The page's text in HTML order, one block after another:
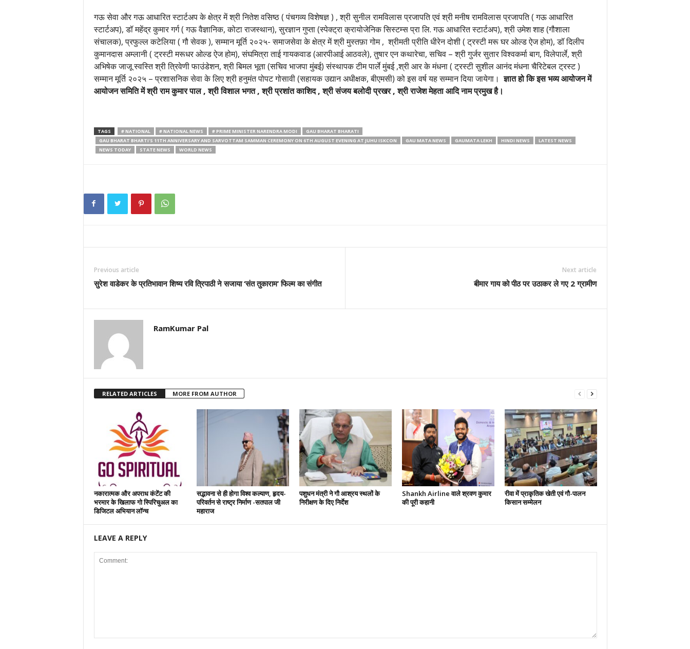
गऊ सेवा और गऊ आधारित स्टार्टअप के क्षेत्र में श्री नितेश वसिष्ठ ( पंचगव्य विशेषज्ञ ) , श्री सुनील रामविलास प्रजापति एवं श्री मनीष रामविलास प्रजापति ( गऊ आधारित
स्टार्टअप), डॉ महेंद्र कुमार गर्ग ( गऊ वैज्ञानिक, कोटा राजस्थान), सुरज्ञान गुप्ता (स्पेक्ट्रा क्रायोजेनिक सिस्टम्स प्रा लि. गऊ आधारित स्टार्टअप), श्री उमेश शाह (गौशाला
संचालक), प्रफुल्ल कटेलिया ( गौ सेवक ), सम्मान मूर्ति २०२५- समाजसेवा के क्षेत्र में श्री मुस्तफ़ा गोम , श्रीमती प्रीति धीरेन दोशी ( ट्रस्टी मरू घर ओल्ड ऐज होम), डॉ दिलीप
कुमानदास अम्लानी ( ट्रस्टी मरूधर ओल्ड ऐज होम), संघमित्रा ताई गायकवाड (आरपीआई आठवले), तुषार एन कथारेचा, सचिव – श्री गुर्जर सुतार विश्वकर्मा बाग, विलेपार्ले, श्री
अभिषेक जाजू स्वस्ति श्री त्रिवेणी फाउंडेशन, श्री बिमल भूता (सचिव भाजपा मुंबई) संस्थापक टीम पार्ले मुंबई ,श्री आर के मंधना ( ट्रस्टी सुशील आनंद मंधना चैरिटेबल ट्रस्ट )
सम्मान मूर्ति २०२५ – प्रशासनिक सेवा के लिए श्री हनुमंत पोपट गोसावी (सहायक उद्यान अधीक्षक, बीएमसी) को इस वर्ष यह सम्मान दिया जायेगा।ज्ञात हो कि इस भव्य आयोजन में
आयोजन समिति में श्री राम कुमार पाल , श्री विशाल भगत , श्री प्रशांत काशिद , श्री संजय बलोदी प्रखर , श्री राजेश मेहता आदि नाम प्रमुख है।
TAGS # NATIONAL # NATIONAL NEWS # PRIME MINISTER NARENDRA MODI
GAU BHARAT BHARATI
GAU BHARAT BHARTI'S 11TH ANNIVERSARY AND SARVOTTAM SAMMAN CEREMONY ON 6TH AUGUST EVENING AT JUHU ISKCON
GAU MATA NEWS GAUMATA LEKH HINDI NEWS
LATEST NEWS
NEWS TODAY
STATE NEWS WORLD NEWS
Previous article
सुरेश वाडेकर के प्रतिभावान शिष्य रवि त्रिपाठी ने सजाया ‘संत तुकाराम’ फिल्म का संगीत
Next article
बीमार गाय को पीठ पर उठाकर ले गए 2 ग्रामीण
RamKumar Pal
RELATED ARTICLES MORE FROM AUTHOR
नकारात्मक और अपराध कंटेंट की
भरमार के खिलाफ गो स्पिरिचुअल का
डिजिटल अभियान लॉन्च
सद्भावना से ही होगा विश्व कल्याण, हृदय-
परिवर्तन से राष्ट्र निर्माण -सतपाल जी
महाराज
पशुधन मंत्री ने गौ आश्रय स्थलों के
निरीक्षण के दिए निर्देश
Shankh Airline वाले श्रवण कुमार
की पूरी कहानी
रीवा में प्राकृतिक खेती एवं गौ-पालन
किसान सम्मेलन
LEAVE A REPLY